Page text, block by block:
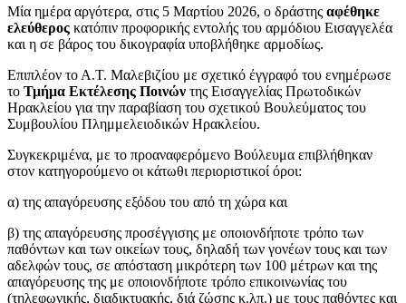
Μία ημέρα αργότερα, στις 5 Μαρτίου 2026, ο δράστης αφέθηκε
ελεύθερος κατόπιν προφορικής εντολής του αρμόδιου Εισαγγελέα
και η σε βάρος του δικογραφία υποβλήθηκε αρμοδίως.
Επιπλέον το Α.Τ. Μαλεβιζίου με σχετικό έγγραφό του ενημέρωσε
το Τμήμα Εκτέλεσης Ποινών της Εισαγγελίας Πρωτοδικών
Ηρακλείου για την παραβίαση του σχετικού Βουλεύματος του
Συμβουλίου Πλημμελειοδικών Ηρακλείου.
Συγκεκριμένα, με το προαναφερόμενο Βούλευμα επιβλήθηκαν
στον κατηγορούμενο οι κάτωθι περιοριστικοί όροι:
α) της απαγόρευσης εξόδου του από τη χώρα και
β) της απαγόρευσης προσέγγισης με οποιονδήποτε τρόπο των
παθόντων και των οικείων τους, δηλαδή των γονέων τους και των
αδελφών τους, σε απόσταση μικρότερη των 100 μέτρων και της
απαγόρευσης της με οποιονδήποτε τρόπο επικοινωνίας του
(τηλεφωνικής, διαδικτυακής, διά ζώσης κ.λπ.) με τους παθόντες και